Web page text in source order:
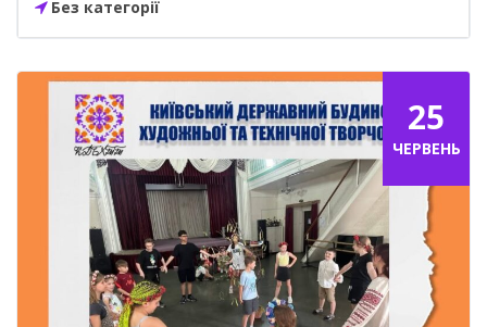
Без категорії
25
ЧЕРВЕНЬ